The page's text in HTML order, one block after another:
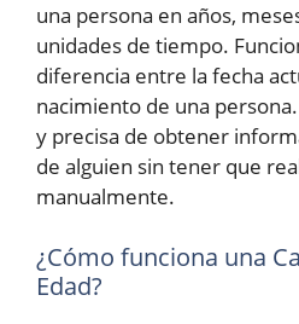
una persona en años,
unidades de tiempo.
diferencia entre la fecha
nacimiento de una
y precisa de obtener
de alguien sin tener que
manualmente.
¿Cómo funciona una
Edad?